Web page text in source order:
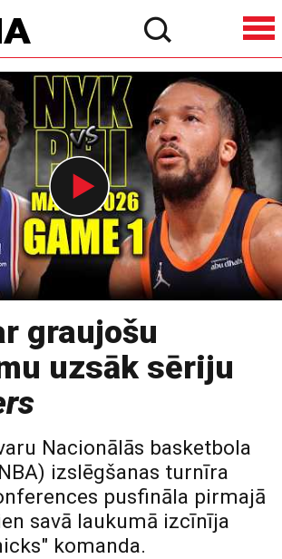
graujošu
uzsāk sēriju
Nacionālās basketbola
izslēgšanas turnīra
pusfināla pirmajā
savā laukumā izcīnīja
komanda.